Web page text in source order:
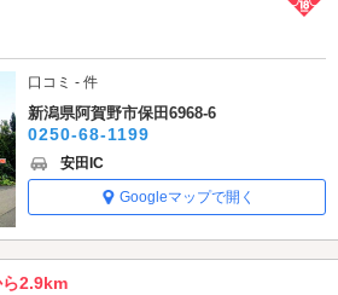
口コミ - 件
新潟県阿賀野市保田6968-6
0250-68-1199
安田IC
Googleマップで開く
2.9km